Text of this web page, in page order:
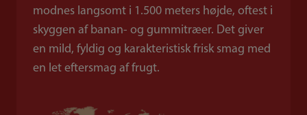
modnes langsomt i 1.500 meters højde, oftest i
skyggen af banan- og gummitræer. Det giver
en mild, fyldig og karakteristisk frisk smag med
en let eftersmag af frugt.